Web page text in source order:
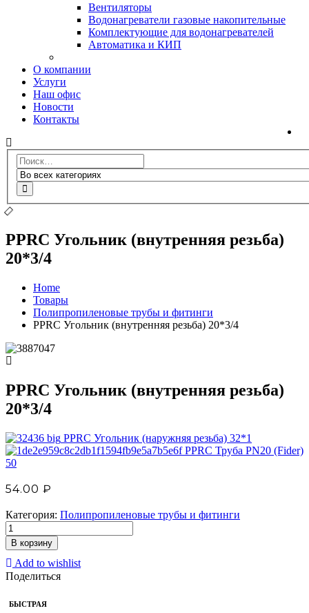
Вентиляторы
Водонагреватели газовые накопительные
Комплектующие для водонагревателей
Автоматика и КИП
О компании
Услуги
Наш офис
Новости
Контакты
PPRC Угольник (внутренняя резьба)
20*3/4
Home
Товары
Полипропиленовые трубы и фитинги
PPRC Угольник (внутренняя резьба) 20*3/4
PPRC Угольник (внутренняя резьба)
20*3/4
PPRC Угольник (наружняя резьба) 32*1
PPRC Труба PN20 (Fider)
50
54.00 ₽
Категория: Полипропиленовые трубы и фитинги
В корзину
Add to wishlist
Поделиться
БЫСТРАЯ